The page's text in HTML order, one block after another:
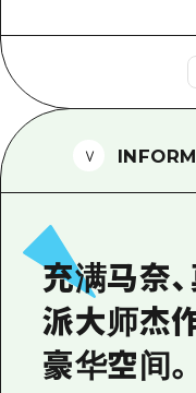
治愈
一日
1晚2
2晚3
广岛
常见
照片
灾难
充满马奈
派大师杰
豪华空间。